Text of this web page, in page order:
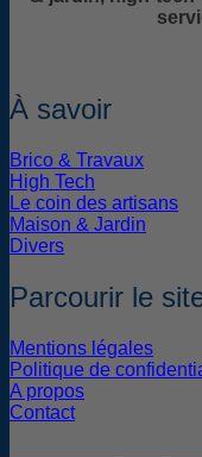
À savoir
Brico & Travaux
High Tech
Le coin des artisans
Maison & Jardin
Divers
Parcourir le
Mentions légales
Politique de
A propos
Contact